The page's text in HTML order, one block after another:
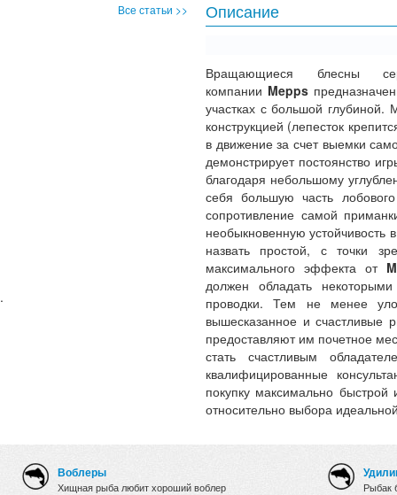
Все статьи >>
.
Описание
Вращающиеся блесны
компании Mepps
участках с большой глубиной.
конструкцией (лепесток
в движение за счет выемки
демонстрирует постоянство
благодаря небольшому
себя большую часть
сопротивление самой
необыкновенную
назвать простой, с точки
максимального эффекта от
должен обладать
проводки. Тем не менее
вышесказанное и
предоставляют им почетное
стать счастливым
квалифицированные
покупку максимально
относительно выбора
Воблеры
Хищная рыба любит хороший воблер Рыбак